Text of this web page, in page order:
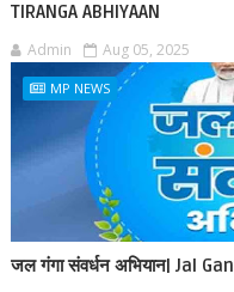
TIRANGA ABHIYAAN
Admin Aug 05, 2025
MP NEWS
जल गंगा संवर्धन अभियान| Jal